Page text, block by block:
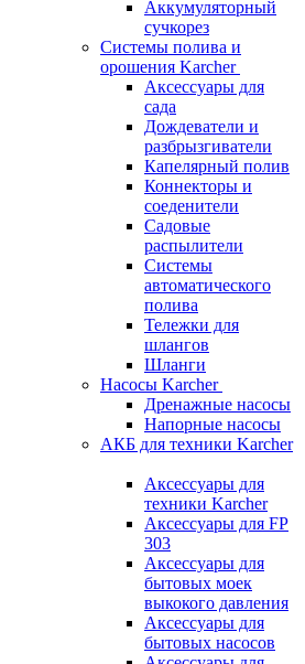
Аккумуляторный
сучкорез
Системы полива и
орошения Karcher
Аксессуары для
сада
Дождеватели и
разбрызгиватели
Капелярный полив
Коннекторы и
соеденители
Садовые
распылители
Системы
автоматического
полива
Тележки для
шлангов
Шланги
Насосы Karcher
Дренажные насосы
Напорные насосы
АКБ для техники Karcher
Аксессуары для
техники Karcher
Аксессуары для FP
303
Аксессуары для
бытовых моек
выкокого давления
Аксессуары для
бытовых насосов